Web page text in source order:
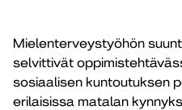
Mielenterveystyöhön
selvittivät
sosiaalisen kuntoutuksen
erilaisissa matalan